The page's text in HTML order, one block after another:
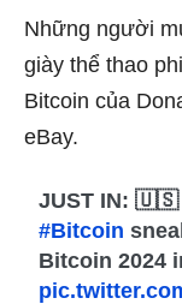
Những người
giày thể thao
Bitcoin của
eBay.
JUST IN: 🇺🇸
#Bitcoin
Bitcoin 2024